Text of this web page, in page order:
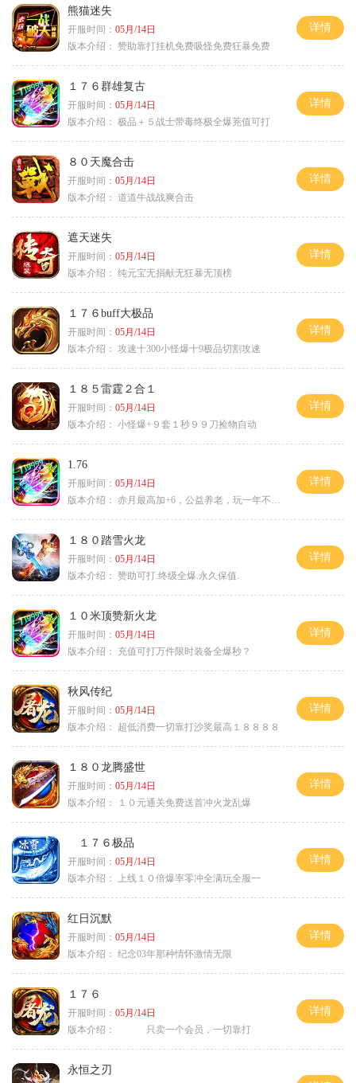
熊猫迷失
开服时间： 05月/14日
版本介绍： 赞助靠打挂机免费吸怪免费狂暴免费
详情
１７６群雄复古
开服时间： 05月/14日
版本介绍： 极品＋５战士带毒终极全爆茺值可打
详情
８０天魔合击
开服时间： 05月/14日
版本介绍： 道道牛战战爽合击
详情
遮天迷失
开服时间： 05月/14日
版本介绍： 纯元宝无捐献无狂暴无顶榜
详情
１７６buff大极品
开服时间： 05月/14日
版本介绍： 攻速十300小怪爆十9极品切割攻速
详情
１８５雷霆２合１
开服时间： 05月/14日
版本介绍： 小怪爆+９套１秒９９刀捡物自动
详情
1.76
开服时间： 05月/14日
版本介绍： 赤月最高加+6，公益养老，玩一年不腻，屠龙
详情
１８０踏雪火龙
开服时间： 05月/14日
版本介绍： 赞助可打.终级全爆.永久保值.
详情
１０米顶赞新火龙
开服时间： 05月/14日
版本介绍：
充值可打万件限时装备全爆秒？
详情
秋风传纪
开服时间： 05月/14日
版本介绍：
超低消费一切靠打沙奖最高１８８８８
详情
１８０龙腾盛世
开服时间： 05月/14日
版本介绍：
１０元通关免费送首冲火龙乱爆
详情
１７６极品
开服时间： 05月/14日
版本介绍：
上线１０倍爆率零冲全满玩全服一
详情
红日沉默
开服时间： 05月/14日
版本介绍： 纪念03年那种情怀激情无限
详情
１７６
开服时间： 05月/14日
版本介绍：
只卖一个会员，一切靠打
详情
永恒之刃